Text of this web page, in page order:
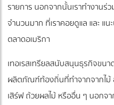
รายการ นอกจากนั้นเราทำงานร่
จำนวนมาก ที่เราคอยดูแล และ แ
ตลาดอเมริกา
เทอเรสเทรียลสนับสนุนธุรกิจขนา
ผลิตภัณฑ์ท้องถิ่นที่ทำจากจากไม้
เสิร์ฟ ถ้วยผลไม้ หรืออื่น ๆ นอกจา